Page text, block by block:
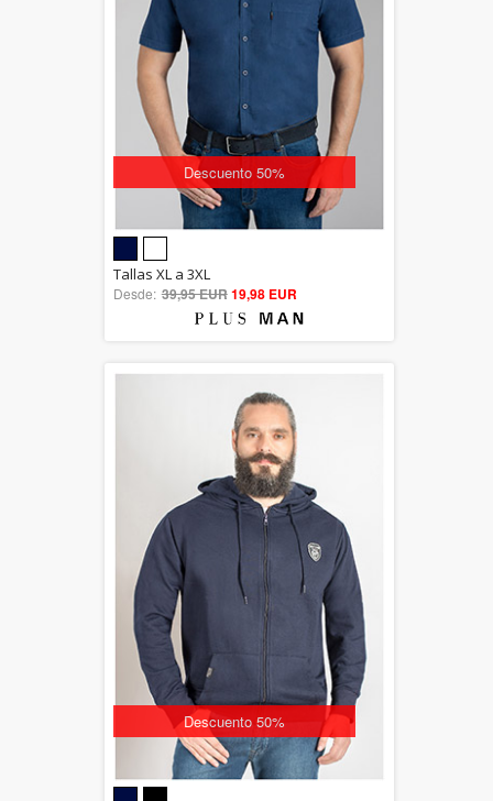
Descuento 50%
5.00
out of 5
Tallas XL a 3XL
Desde: 39,95 EUR19,98 EUR
Descuento 50%